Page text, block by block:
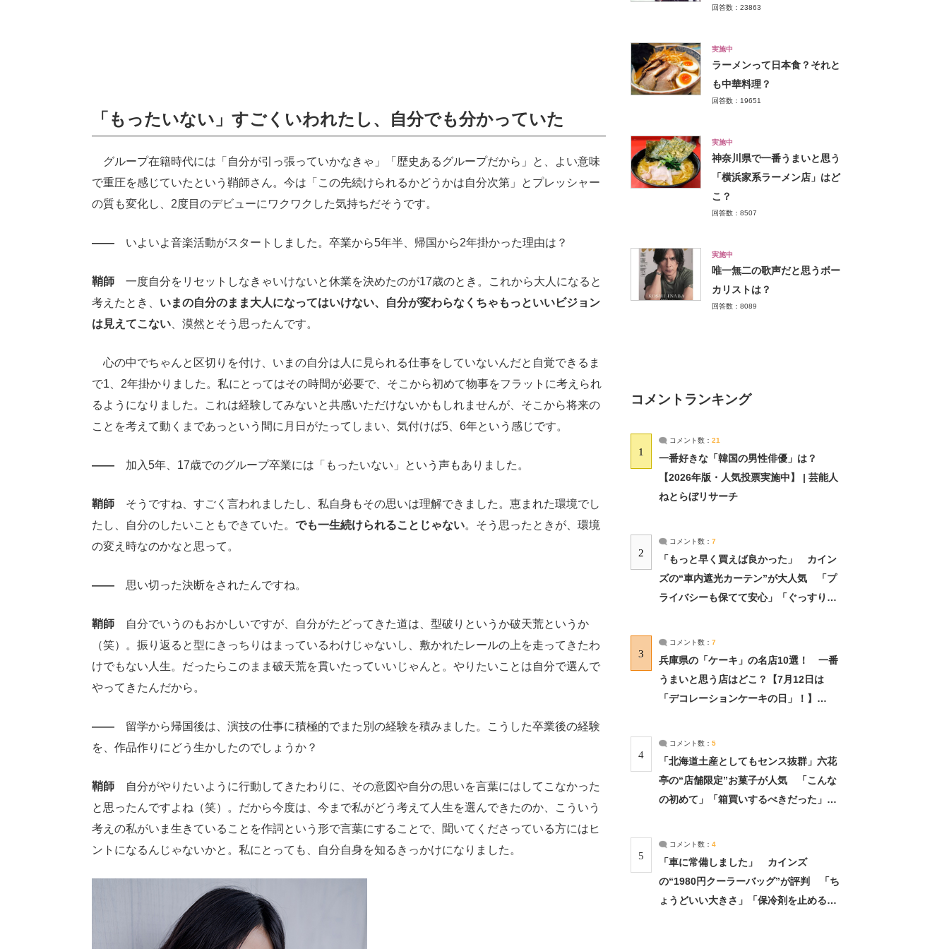
「もったいない」すごくいわれたし、自分でも分かっていた
グループ在籍時代には「自分が引っ張っていかなきゃ」「歴史あるグループだから」と、よい意味
で重圧を感じていたという鞘師さん。今は「この先続けられるかどうかは自分次第」とプレッシャー
の質も変化し、2度目のデビューにワクワクした気持ちだそうです。
―― いよいよ音楽活動がスタートしました。卒業から5年半、帰国から2年掛かった理由は？
鞘師 一度自分をリセットしなきゃいけないと休業を決めたのが17歳のとき。これから大人になると
考えたとき、 いまの自分のまま大人になってはいけない、自分が変わらなくちゃもっといいビジョン
は見えてこない 、漠然とそう思ったんです。
心の中でちゃんと区切りを付け、いまの自分は人に見られる仕事をしていないんだと自覚できるま
で1、2年掛かりました。私にとってはその時間が必要で、そこから初めて物事をフラットに考えられ
るようになりました。これは経験してみないと共感いただけないかもしれませんが、そこから将来の
ことを考えて動くまであっという間に月日がたってしまい、気付けば5、6年という感じです。
―― 加入5年、17歳でのグループ卒業には「もったいない」という声もありました。
鞘師 そうですね、すごく言われましたし、私自身もその思いは理解できました。恵まれた環境でし
たし、自分のしたいこともできていた。 でも一生続けられることじゃない。そう思ったときが、環境
の変え時なのかなと思って。
―― 思い切った決断をされたんですね。
鞘師 自分でいうのもおかしいですが、自分がたどってきた道は、型破りというか破天荒というか
（笑）。振り返ると型にきっちりはまっているわけじゃないし、敷かれたレールの上を走ってきたわ
けでもない人生。だったらこのまま破天荒を貫いたっていいじゃんと。やりたいことは自分で選んで
やってきたんだから。
―― 留学から帰国後は、演技の仕事に積極的でまた別の経験を積みました。こうした卒業後の経験
を、作品作りにどう生かしたのでしょうか？
鞘師 自分がやりたいように行動してきたわりに、その意図や自分の思いを言葉にはしてこなかった
と思ったんですよね（笑）。だから今度は、今まで私がどう考えて人生を選んできたのか、こういう
考えの私がいま生きていることを作詞という形で言葉にすることで、聞いてくださっている方にはヒ
ントになるんじゃないかと。私にとっても、自分自身を知るきっかけになりました。
回答数：23863
実施中
ラーメンって日本食？それと
も中華料理？
回答数：19651
実施中
神奈川県で一番うまいと思う
「横浜家系ラーメン店」はど
こ？
回答数：8507
実施中
唯一無二の歌声だと思うボー
カリストは？
回答数：8089
コメントランキング
1
コメント数： 21
一番好きな「韓国の男性俳優」は？
【2026年版・人気投票実施中】 | 芸能人
ねとらぼリサーチ
2
コメント数： 7
「もっと早く買えば良かった」 カイン
ズの“車内遮光カーテン”が大人気 「プ
ライバシーも保てて安心」「ぐっすり眠
3
コメント数： 7
兵庫県の「ケーキ」の名店10選！ 一番
うまいと思う店はどこ？【7月12日は
「デコレーションケーキの日」！】
4
コメント数： 5
「北海道土産としてもセンス抜群」六花
亭の“店舗限定”お菓子が人気 「こんな
の初めて」「箱買いするべきだった」
5
コメント数： 4
「車に常備しました」 カインズ
の“1980円クーラーバッグ”が評判 「ち
ょうどいい大きさ」「保冷剤を止めるベ